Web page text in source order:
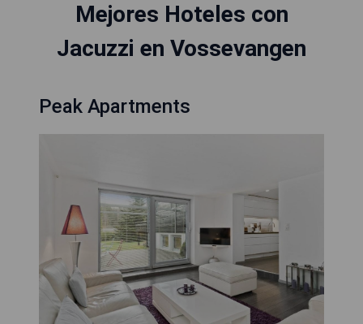
Mejores Hoteles con
Jacuzzi en Vossevangen
Peak Apartments